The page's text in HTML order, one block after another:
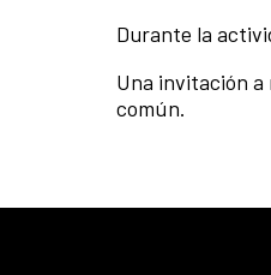
Durante la
Una invitación a
común.